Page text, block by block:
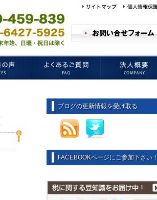
ブログの更新情報を受け取る
FACEBOOKページにご参加下さい！